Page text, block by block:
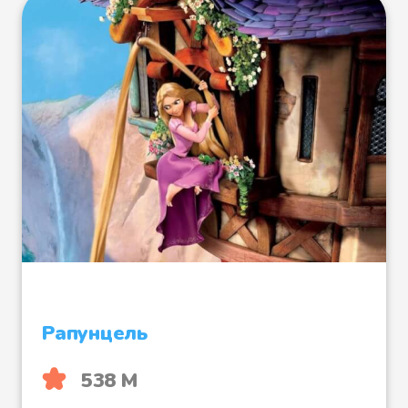
все равно невозможно. Вот
лежит перед ней ворох перьев,
она то вздохнет, то стиснет от
страха руки, и разлетятся перья,
и надо ей снова их собирать и
начинать все сызнова. Оперлась
она локтями на стол, закрыла
руками лицо и воскликнула:
- Неужто нет никого на божьем
сжалился? - И вот услыхала она
чей-то нежный голос, и молвил
он ей:
Рапунцель
538 М